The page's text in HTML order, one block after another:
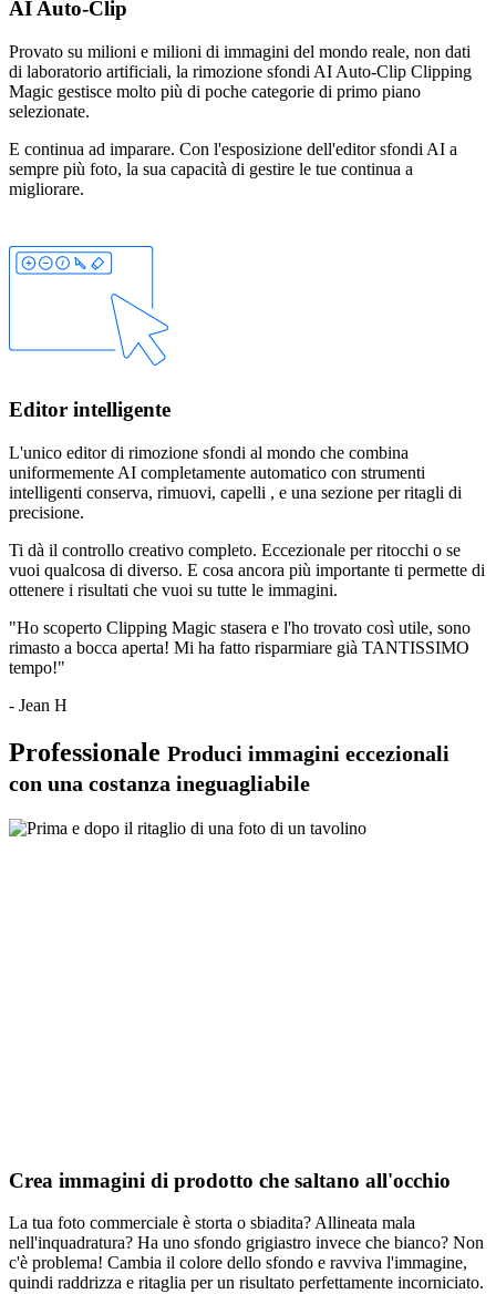
AI Auto-Clip
Provato su milioni e milioni di immagini del mondo reale, non dati
di laboratorio artificiali, la rimozione sfondi AI Auto-Clip Clipping
Magic gestisce molto più di poche categorie di primo piano
selezionate.
E continua ad imparare. Con l'esposizione dell'editor sfondi AI a
sempre più foto, la sua capacità di gestire le tue continua a
migliorare.
Editor intelligente
L'unico editor di rimozione sfondi al mondo che combina
uniformemente AI completamente automatico con strumenti
intelligenti conserva, rimuovi, capelli , e una sezione per ritagli di
precisione.
Ti dà il controllo creativo completo. Eccezionale per ritocchi o se
vuoi qualcosa di diverso. E cosa ancora più importante ti permette di
ottenere i risultati che vuoi su tutte le immagini.
"Ho scoperto Clipping Magic stasera e l'ho trovato così utile, sono
rimasto a bocca aperta! Mi ha fatto risparmiare già TANTISSIMO
tempo!"
- Jean H
Professionale Produci immagini eccezionali
con una costanza ineguagliabile
Crea immagini di prodotto che saltano all'occhio
La tua foto commerciale è storta o sbiadita? Allineata mala
nell'inquadratura? Ha uno sfondo grigiastro invece che bianco? Non
c'è problema! Cambia il colore dello sfondo e ravviva l'immagine,
quindi raddrizza e ritaglia per un risultato perfettamente incorniciato.